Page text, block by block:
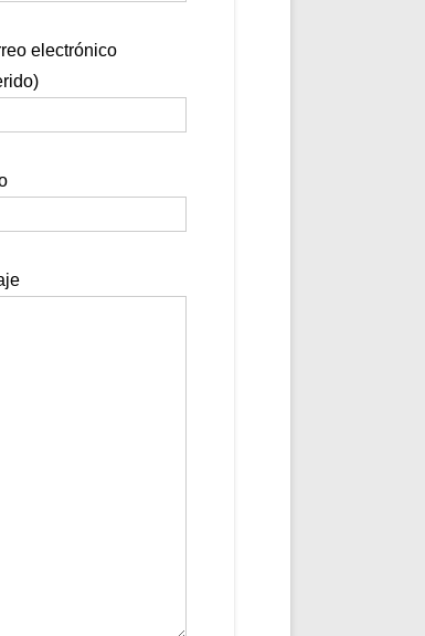
electrónico